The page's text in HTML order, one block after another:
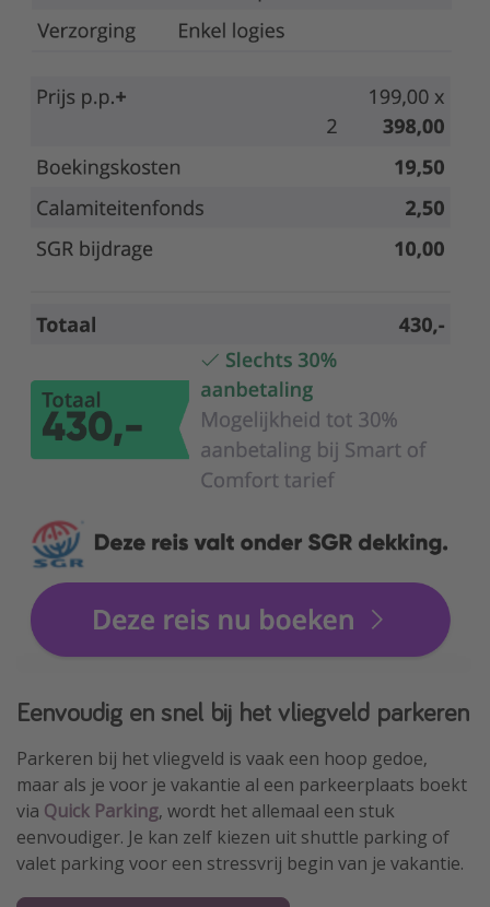
Eenvoudig en snel bij het vliegveld parkeren
Parkeren bij het vliegveld is vaak een hoop gedoe,
maar als je voor je vakantie al een parkeerplaats boekt
via Quick Parking, wordt het allemaal een stuk
eenvoudiger. Je kan zelf kiezen uit shuttle parking of
valet parking voor een stressvrij begin van je vakantie.